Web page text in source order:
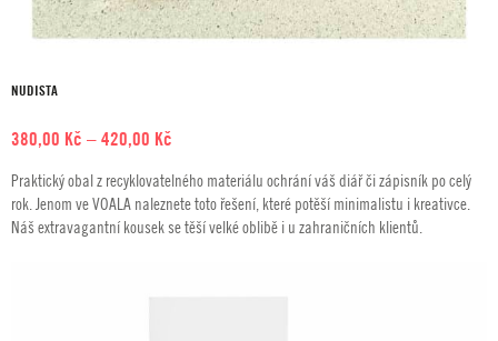
NUDISTA
380,00 Kč –420,00 Kč
380,00 Kč
až
Praktický obal z recyklovatelného materiálu ochrání váš diář či zápisník po celý
rok. Jenom ve VOALA naleznete toto řešení, které potěší minimalistu i kreativce.
Náš extravagantní kousek se těší velké oblibě i u zahraničních klientů.